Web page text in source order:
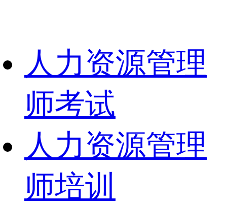
人力资源管理
师考试
人力资源管理
师培训